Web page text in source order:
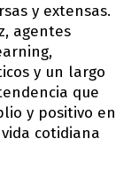
y extensas.
agentes
y un largo
que
y positivo en
cotidiana